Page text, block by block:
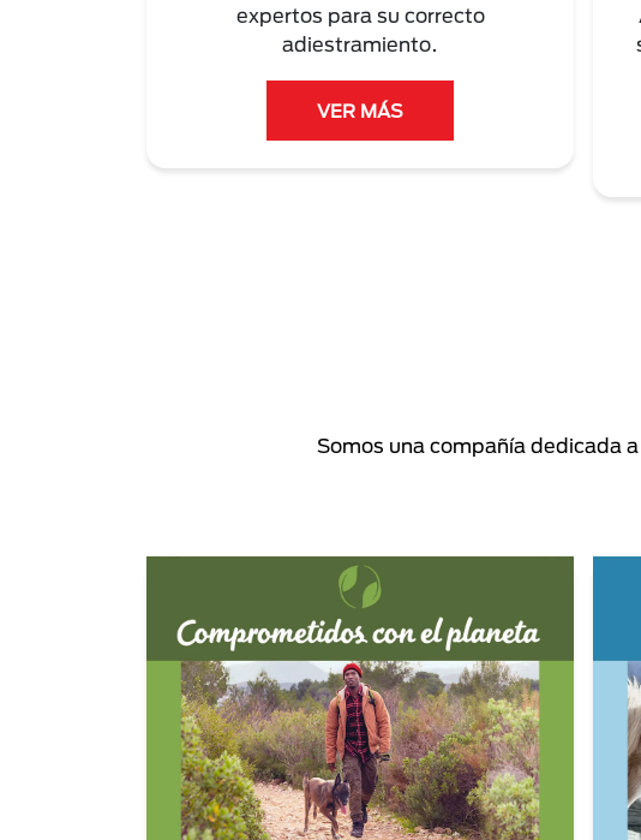
expertos para su correcto
adiestramiento.
VER MÁS
Somos una compañía dedicada